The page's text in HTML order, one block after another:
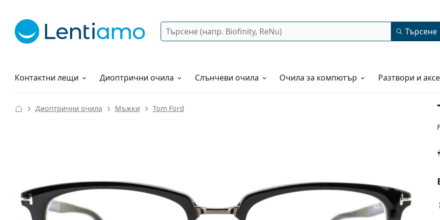
Търсене Търсене
Контактни лещи
Разтвори Диоптрични очила Слънчеви очила Очила за компютър Разтвори и
Как да поръчам?
Диоптрични очила Мъжки Tom Ford